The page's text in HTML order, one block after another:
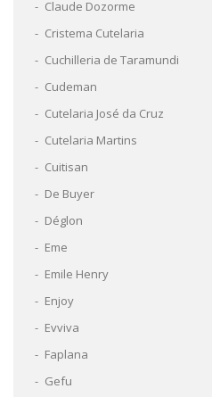
Claude Dozorme
Cristema Cutelaria
Cuchilleria de Taramundi
Cudeman
Cutelaria José da Cruz
Cutelaria Martins
Cuitisan
De Buyer
Déglon
Eme
Emile Henry
Enjoy
Evviva
Faplana
Gefu